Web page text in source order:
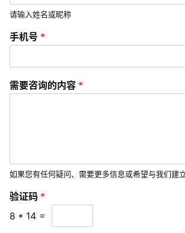
I
/
U
I
X
术
分
享
请输入姓名或昵称
验
证
*
*
手机号 *
需要咨询的内容 *
如果您有任何疑问、需要更多信息或希望与我们建
验证码 *
8 * 14 =